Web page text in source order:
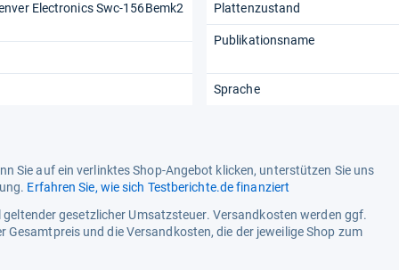
Electronics Swc-156Bemk2
Plattenzustand
Publikationsname
Sprache
Sie auf ein verlinktes Shop-Angebot klicken, unterstützen Sie uns
Erfahren Sie, wie sich Testberichte.de finanziert
gesetzlicher Umsatzsteuer. Versandkosten werden ggf.
und die Versandkosten, die der jeweilige Shop zum